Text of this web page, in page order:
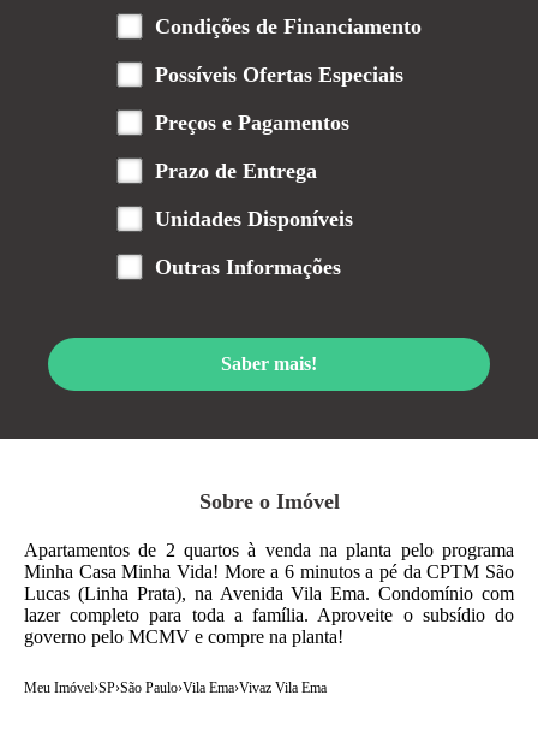
Sobre o Imóvel
Apartamentos de 2 quartos à venda na planta pelo programa
Minha Casa Minha Vida! More a 6 minutos a pé da CPTM São
Lucas (Linha Prata), na Avenida Vila Ema. Condomínio com
lazer completo para toda a família. Aproveite o subsídio do
governo pelo MCMV e compre na planta!
Meu Imóvel›SP›São Paulo›Vila Ema›Vivaz Vila Ema
Condições de Financiamento
Possíveis Ofertas Especiais
Preços e Pagamentos
Prazo de Entrega
Unidades Disponíveis
Outras Informações
Saber mais!